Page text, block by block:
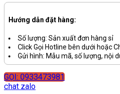
Hướng dẫn đặt hàng:
Số lượng: Sản xuất đơn hàng sỉ
Click Gọi Hotline bên dưới hoặc
Gửi hình: Mẫu mã, số lượng, nội
GỌI: 0933473981
chat zalo